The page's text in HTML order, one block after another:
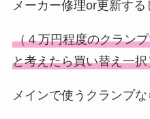
メーカー修理or更新する
（４万円程度のクラン
と考えたら買い替え一択
メインで使うクランプな